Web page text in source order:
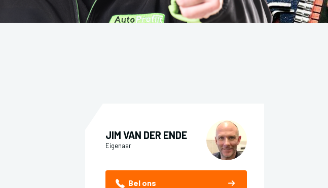
JIM VAN DER ENDE
Eigenaar
Bel ons